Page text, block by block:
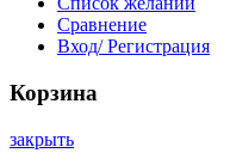
Сравнение
Вход/ Регистрация
Корзина
закрыть